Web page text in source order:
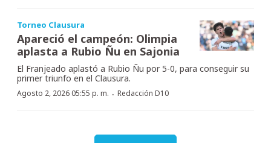
Torneo Clausura
Apareció el campeón: Olimpia
aplasta a Rubio Ñu en Sajonia
El Franjeado aplastó a Rubio Ñu por 5-0, para conseguir su
primer triunfo en el Clausura.
Agosto 2, 2026 05:55 p. m. · Redacción D10